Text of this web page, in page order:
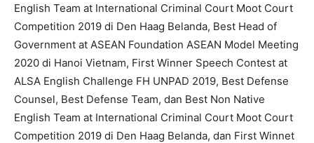
English Team at International Criminal Court Moot Court
Competition 2019 di Den Haag Belanda, Best Head of
Government at ASEAN Foundation ASEAN Model Meeting
2020 di Hanoi Vietnam, First Winner Speech Contest at
ALSA English Challenge FH UNPAD 2019, Best Defense
Counsel, Best Defense Team, dan Best Non Native
English Team at International Criminal Court Moot Court
Competition 2019 di Den Haag Belanda, dan First Winnet